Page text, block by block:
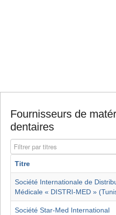
Fournisseurs de
dentaires
Filtrer par titres
Titre
Société Internationale de
Médicale « DISTRI-MED »
Société Star-Med International